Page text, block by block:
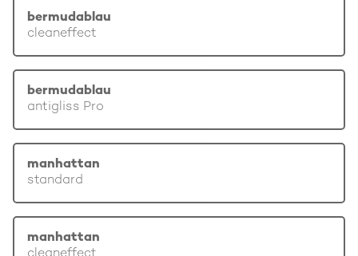
bermudablau
cleaneffect
bermudablau
antigliss Pro
manhattan
standard
manhattan